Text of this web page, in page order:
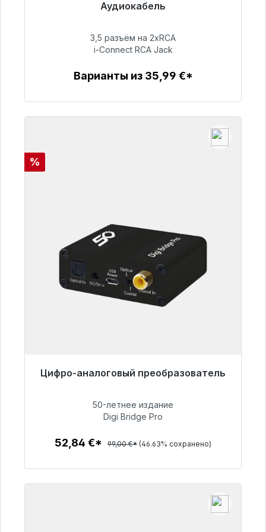
Аудиокабель
Готовы к немедленной отправке, срок
51,99 €
3,5 разъём на 2xRCA
i-Connect RCA Jack
Варианты из 35,99 €*
Скидка
%
Цифро-аналоговый преобразователь
Готовы к немедленной отправке, срок
52,84 €
50-летнее издание
Digi Bridge Pro
52,84 €* 99,00 €* (46.63% сохранено)